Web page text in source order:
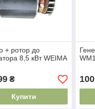
+ ротор до
8,5 кВт WEIMA
₴
Купити